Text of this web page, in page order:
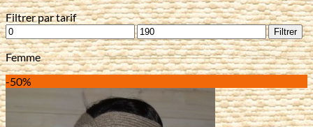
Filtrer par tarif
Prix
min
Prix
max
Filtrer
Femme
-50%